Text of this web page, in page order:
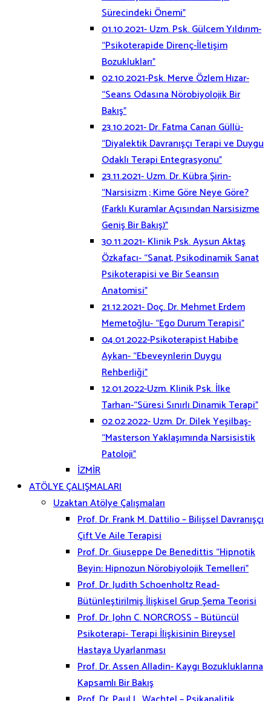
Sürecindeki Önemi”
01.10.2021- Uzm. Psk. Gülcem Yıldırım-
“Psikoterapide Direnç-İletişim
Bozuklukları”
02.10.2021-Psk. Merve Özlem Hızar-
“Seans Odasına Nörobiyolojik Bir
Bakış”
23.10.2021- Dr. Fatma Canan Güllü-
“Diyalektik Davranışçı Terapi ve Duygu
Odaklı Terapi Entegrasyonu”
23.11.2021- Uzm. Dr. Kübra Şirin-
“Narsisizm ; Kime Göre Neye Göre?
(Farklı Kuramlar Açısından Narsisizme
Geniş Bir Bakış)”
30.11.2021- Klinik Psk. Aysun Aktaş
Özkafacı- “Sanat, Psikodinamik Sanat
Psikoterapisi ve Bir Seansın
Anatomisi”
21.12.2021- Doç. Dr. Mehmet Erdem
Memetoğlu- “Ego Durum Terapisi”
04.01.2022-Psikoterapist Habibe
Aykan- “Ebeveynlerin Duygu
Rehberliği”
12.01.2022-Uzm. Klinik Psk. İlke
Tarhan-“Süresi Sınırlı Dinamik Terapi”
02.02.2022- Uzm. Dr. Dilek Yeşilbaş-
“Masterson Yaklaşımında Narsisistik
Patoloji”
İZMİR
ATÖLYE ÇALIŞMALARI
Uzaktan Atölye Çalışmaları
Prof. Dr. Frank M. Dattilio – Bilişsel Davranışçı
Çift Ve Aile Terapisi
Prof. Dr. Giuseppe De Benedittis “Hipnotik
Beyin: Hipnozun Nörobiyolojik Temelleri”
Prof. Dr. Judith Schoenholtz Read-
Bütünleştirilmiş İlişkisel Grup Şema Teorisi
Prof. Dr. John C. NORCROSS – Bütüncül
Psikoterapi- Terapi İlişkisinin Bireysel
Hastaya Uyarlanması
Prof. Dr. Assen Alladin- Kaygı Bozukluklarına
Kapsamlı Bir Bakış